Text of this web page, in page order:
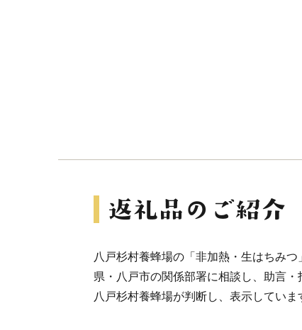
八戸杉村養蜂場の「非加熱・生はちみ
県・八戸市の関係部署に相談し、助言
八戸杉村養蜂場が判断し、表示していま